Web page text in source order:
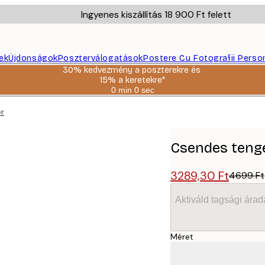
Ingyenes kiszállítás 18 900 Ft felett
ÚjdonságokPoszterválogatásokPostere Cu Fotografii
30% kedvezmény a poszterekre és
15% a keretekre*
0 min 0 sec
Érvényes:
Csendes
3289,30 Ft4699 Ft
Aktiváld tagsági
Méret